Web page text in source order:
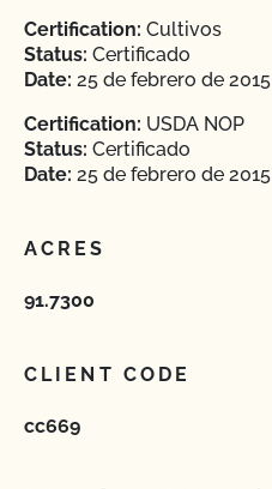
Certification: Cultivos
Status: Certificado
Date: 25 de febrero de 2015
Certification: USDA NOP
Status: Certificado
Date: 25 de febrero de 2015
ACRES
91.7300
CLIENT CODE
cc669